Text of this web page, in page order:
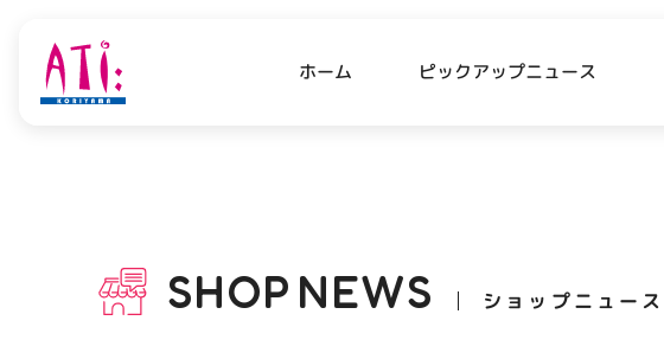
ホーム ピックアップニュース
SHOP NEWS ショップニュース